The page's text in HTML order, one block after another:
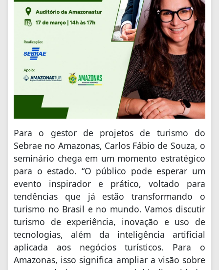
Para o gestor de projetos de turismo do
Sebrae no Amazonas, Carlos Fábio de Souza, o
seminário chega em um momento estratégico
para o estado. “O público pode esperar um
evento inspirador e prático, voltado para
tendências que já estão transformando o
turismo no Brasil e no mundo. Vamos discutir
turismo de experiência, inovação e uso de
tecnologias, além da inteligência artificial
aplicada aos negócios turísticos. Para o
Amazonas, isso significa ampliar a visão sobre